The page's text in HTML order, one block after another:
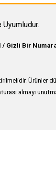
/ Gizli Bir
Ürünler
almayı